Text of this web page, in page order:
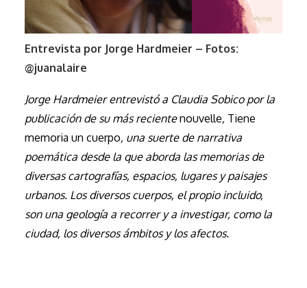
Entrevista por Jorge Hardmeier – Fotos:
@juanalaire
Jorge Hardmeier entrevistó a Claudia Sobico por la
publicación de su más recientenouvelle, Tiene
memoria un cuerpo, una suerte de narrativa
poemática desde la que aborda las memorias de
diversas cartografías, espacios, lugares y paisajes
urbanos. Los diversos cuerpos, el propio incluido,
son una geología a recorrer y a investigar, como la
ciudad, los diversos ámbitos y los afectos.